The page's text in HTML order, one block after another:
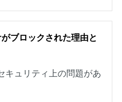
ブロックされた理由と
キュリティ上の問題があ